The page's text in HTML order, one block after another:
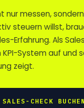
nur messen,
steuern willst,
Erfahrung. Als
KPI-System auf und
zeigt.
SALES-CHECK BUCHEN